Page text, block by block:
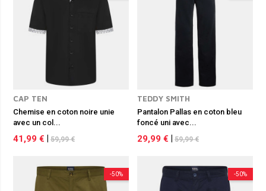
CAP TEN
Chemise en coton noire unie
avec un col...
41,99 € 59,99 €
TEDDY SMITH
Pantalon Pallas en coton bleu
foncé uni avec...
29,99 € 59,99 €
-50% -50%